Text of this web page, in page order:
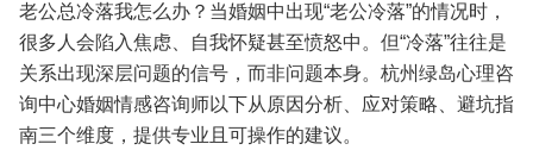
老公总冷落我怎么办？当婚姻中出现“老公冷落”的情况时，
很多人会陷入焦虑、自我怀疑甚至愤怒中。但“冷落”往往是
关系出现深层问题的信号，而非问题本身。杭州绿岛心理咨
询中心婚姻情感咨询师以下从原因分析、应对策略、避坑指
南三个维度，提供专业且可操作的建议。